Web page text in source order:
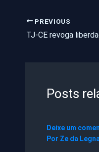
PREVIOUS
Posts
Deixe um
Por Ze da